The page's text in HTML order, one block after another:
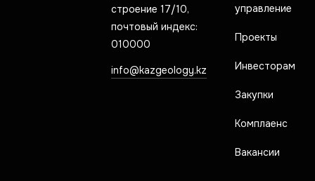
строение 17/10,
почтовый индекс:
010000
info@kazgeology.kz
управление
Проекты
Инвесторам
Закупки
Комплаенс
Вакансии